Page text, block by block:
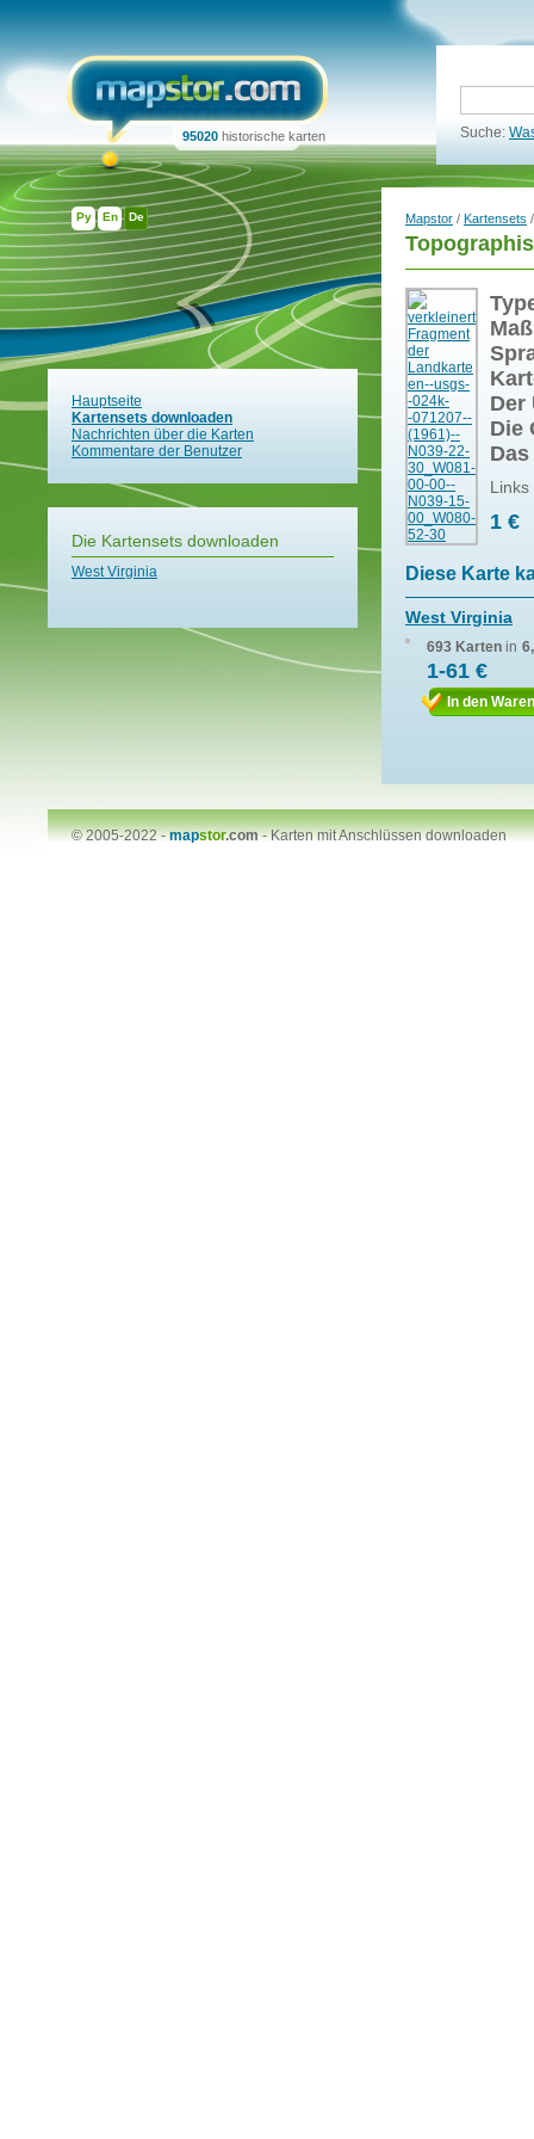
Ру En De
95020 historische karten Suche:
Hauptseite
Kartensets downloaden
Nachrichten über die Karten
Kommentare der Benutzer
Die Kartensets downloaden
West Virginia
Mapstor / Kartensets
Der
Die
1 €
Diese Karte
West Virginia
693 Karten in
1-61 €
In den
© 2005-2022 -mapstor.com-Karten mit Anschlüssen downloaden